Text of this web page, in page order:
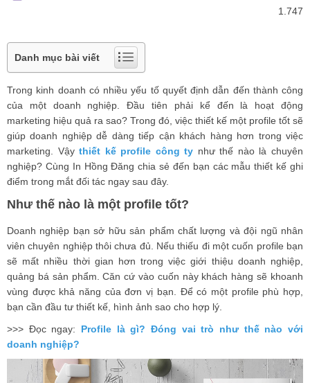
1.747
Danh mục bài viết
Trong kinh doanh có nhiều yếu tố quyết định dẫn đến thành công
của một doanh nghiệp. Đầu tiên phải kể đến là hoạt động
marketing hiệu quả ra sao? Trong đó, việc thiết kế một profile tốt sẽ
giúp doanh nghiệp dễ dàng tiếp cận khách hàng hơn trong việc
marketing. Vậythiết kế profile công ty như thế nào là chuyên
nghiệp? Cùng In Hồng Đăng chia sẻ đến bạn các mẫu thiết kế ghi
điểm trong mắt đối tác ngay sau đây.
Như thế nào là một profile tốt?
Doanh nghiệp bạn sở hữu sản phẩm chất lượng và đội ngũ nhân
viên chuyên nghiệp thôi chưa đủ. Nếu thiếu đi một cuốn profile bạn
sẽ mất nhiều thời gian hơn trong việc giới thiệu doanh nghiệp,
quảng bá sản phẩm. Căn cứ vào cuốn này khách hàng sẽ khoanh
vùng được khả năng của đơn vị bạn. Để có một profile phù hợp,
bạn cần đầu tư thiết kế, hình ảnh sao cho hợp lý.
>>> Đọc ngay: Profile là gì? Đóng vai trò như thế nào với
doanh nghiệp?